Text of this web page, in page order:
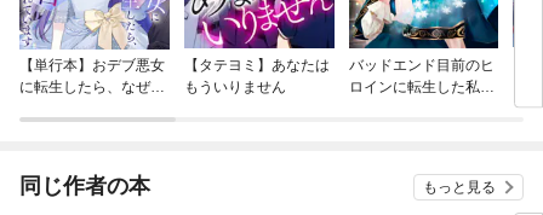
【単行本】おデブ悪女
に転生したら、なぜか
【タテヨミ】あなたは
もういりません
バッドエンド目前のヒ
ロインに転生した私、
同じ作者の本 もっと見る